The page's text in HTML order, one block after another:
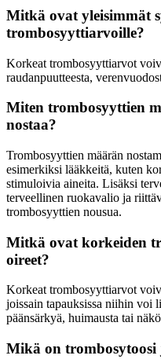
Mitkä ovat yleisimmät
trombosyyttiarvoille?
Korkeat trombosyyttiarvot
raudanpuutteesta,
Miten trombosyyttien
nostaa?
Trombosyyttien määrän
esimerkiksi lääkkeitä, kuten
stimuloivia aineita. Lisäksi
terveellinen ruokavalio ja
trombosyyttien nousua.
Mitkä ovat korkeiden
oireet?
Korkeat trombosyyttiarvot
joissain tapauksissa niihin voi
päänsärkyä, huimausta tai
Mikä on trombosytoosi